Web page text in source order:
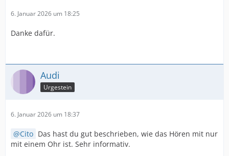
6. Januar 2026 um 18:25
Danke dafür.
Audi
Urgestein
6. Januar 2026 um 18:37
Cito Das hast du gut beschrieben, wie das Hören mit nur
mit einem Ohr ist. Sehr informativ.